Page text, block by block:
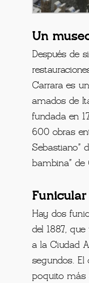
Un
Después de
Carrara es
amados de
fundada en
600 obras
Sebastiano"
bambina" de
Funicular
Hay dos
del 1887,
a la Ciudad
segundos. El
poquito más